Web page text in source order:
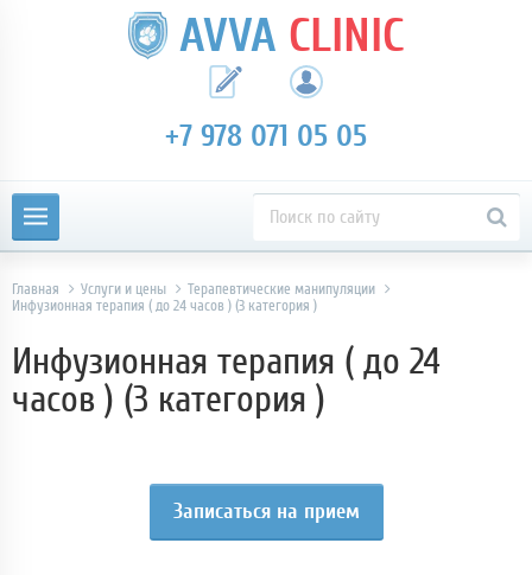
AVVA CLINIC
+7 978 071 05 05
Главная Услуги и цены
Терапевтические манипуляции
Инфузионная терапия ( до 24 часов ) (3 категория )
Инфузионная терапия ( до 24
часов ) (3 категория )
Записаться на прием